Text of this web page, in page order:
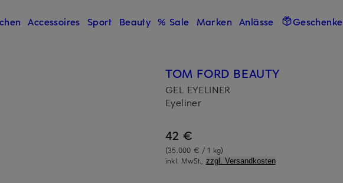
Accessoires Sport Beauty % Sale Marken Anlässe Geschenke
TOM FORD BEAUTY
GEL EYELINER
Eyeliner
42 €
(35.000 € / 1 kg)
inkl. MwSt., zzgl. Versandkosten